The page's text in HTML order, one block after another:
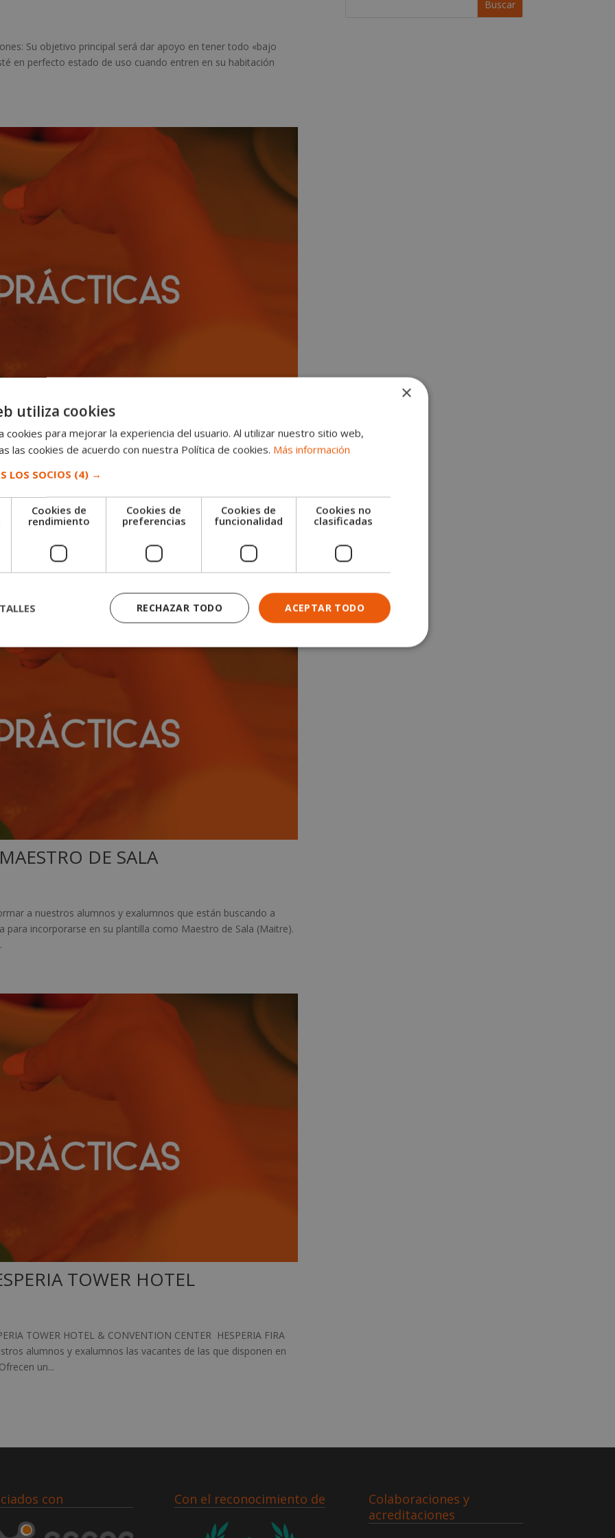
Su objetivo principal será dar apoyo en tener todo «bajo
en perfecto estado de uso cuando entren en su habitación
DE ALIMENTACIÓN Y
de prácticas como Director de Alimentación y Bebidas. Hotel
& Beverage Manager en prácticas, que quiera desarrollar su
DE SALA
a nuestros alumnos y exalumnos que están buscando a
incorporarse en su plantilla como Maestro de Sala (Maitre).
TOWER HOTEL
TOWER HOTEL & CONVENTION CENTER HESPERIA FIRA
alumnos y exalumnos las vacantes de las que disponen en
un...
con Con el reconocimiento de
Colaboraciones y
acreditaciones
×
utiliza cookies
cookies para mejorar la experiencia del usuario. Al utilizar nuestro sitio web,
las cookies de acuerdo con nuestra Política de cookies. Más información
LOS SOCIOS (4) →
Cookies de
rendimiento
Cookies de
preferencias
Cookies de
funcionalidad
Cookies no
clasificadas
ACEPTAR TODO
RECHAZAR TODO